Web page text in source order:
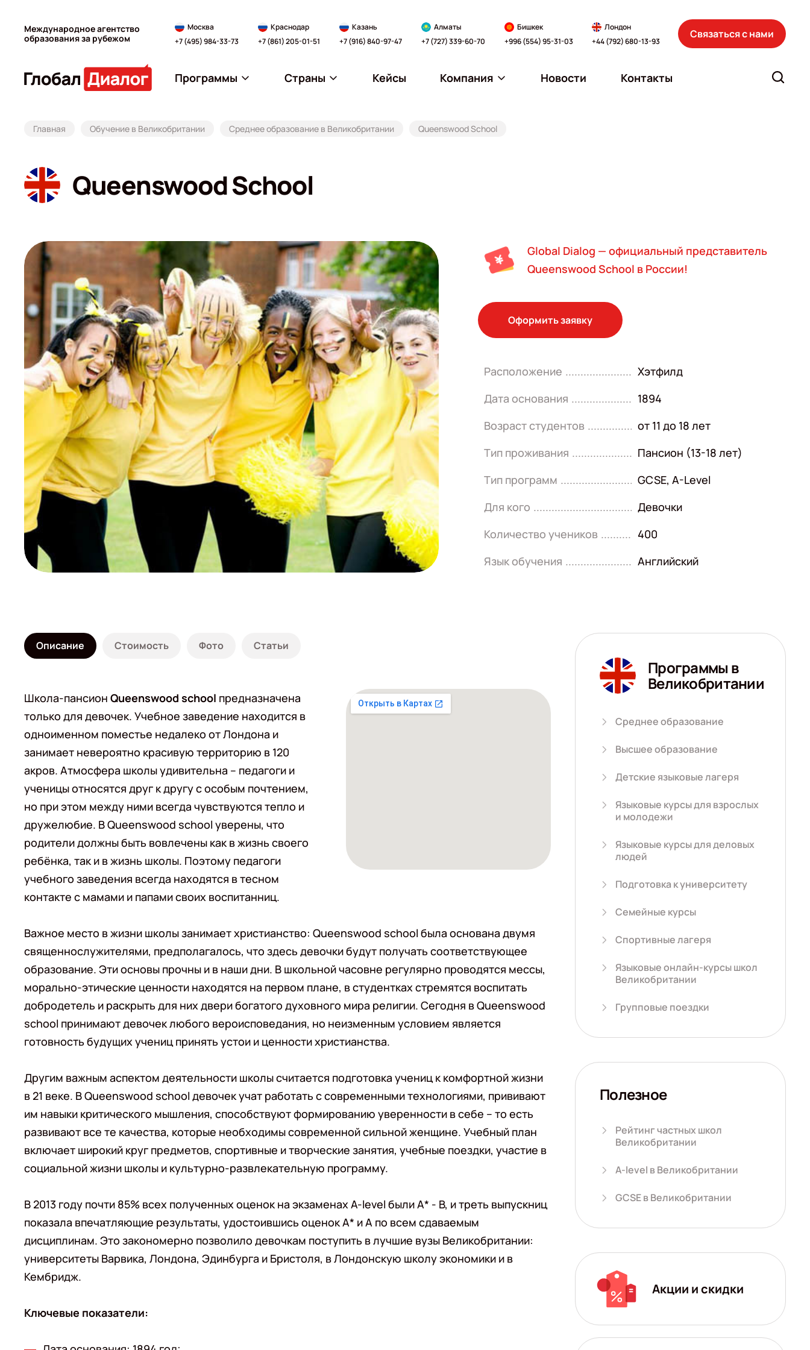
Международное агентство
образования за рубежом
Москва
+7 (495) 984-33-73
Краснодар
+7 (861) 205-01-51
Казань
+7 (916) 840-97-47
Алматы
+7 (727) 339-60-70
Бишкек
+996 (554) 95-31-03
Лондон
+44 (792) 680-13-93
Связаться с нами
Программы Страны Кейсы Компания Новости Контакты
Главная Обучение в Великобритании Среднее образование в Великобритании Queenswood School
Queenswood School
Global Dialog — официальный представитель
Queenswood School в России!
Оформить заявку
Расположение
Хэтфилд
Дата основания
1894
Возраст студентов
от 11 до 18 лет
Тип проживания
Пансион (13-18 лет)
Тип программ
GCSE, A-Level
Для кого
Девочки
Количество учеников
400
Язык обучения
Английский
Описание Стоимость Фото Статьи
Школа-пансион Queenswood school предназначена
только для девочек. Учебное заведение находится в
одноименном поместье недалеко от Лондона и
занимает невероятно красивую территорию в 120
акров. Атмосфера школы удивительна – педагоги и
ученицы относятся друг к другу с особым почтением,
но при этом между ними всегда чувствуются тепло и
дружелюбие. В Queenswood school уверены, что
родители должны быть вовлечены как в жизнь своего
ребёнка, так и в жизнь школы. Поэтому педагоги
учебного заведения всегда находятся в тесном
контакте с мамами и папами своих воспитанниц.
Важное место в жизни школы занимает христианство: Queenswood school была основана двумя
священнослужителями, предполагалось, что здесь девочки будут получать соответствующее
образование. Эти основы прочны и в наши дни. В школьной часовне регулярно проводятся мессы,
морально-этические ценности находятся на первом плане, в студентках стремятся воспитать
добродетель и раскрыть для них двери богатого духовного мира религии. Сегодня в Queenswood
school принимают девочек любого вероисповедания, но неизменным условием является
готовность будущих учениц принять устои и ценности христианства.
Другим важным аспектом деятельности школы считается подготовка учениц к комфортной жизни
в 21 веке. В Queenswood school девочек учат работать с современными технологиями, прививают
им навыки критического мышления, способствуют формированию уверенности в себе – то есть
развивают все те качества, которые необходимы современной сильной женщине. Учебный план
включает широкий круг предметов, спортивные и творческие занятия, учебные поездки, участие в
социальной жизни школы и культурно-развлекательную программу.
В 2013 году почти 85% всех полученных оценок на экзаменах A-level были А* - В, и треть выпускниц
показала впечатляющие результаты, удостоившись оценок А* и А по всем сдаваемым
дисциплинам. Это закономерно позволило девочкам поступить в лучшие вузы Великобритании:
университеты Варвика, Лондона, Эдинбурга и Бристоля, в Лондонскую школу экономики и в
Кембридж.
Ключевые показатели:
Программы в
Великобритании
Среднее образование
Высшее образование
Детские языковые лагеря
Языковые курсы для взрослых
и молодежи
Языковые курсы для деловых
людей
Подготовка к университету
Семейные курсы
Спортивные лагеря
Языковые онлайн-курсы школ
Великобритании
Групповые поездки
Полезное
Рейтинг частных школ
Великобритании
A-level в Великобритании
GCSE в Великобритании
Акции и скидки